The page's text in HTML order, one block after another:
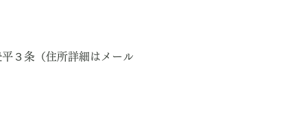
３条（住所詳細はメール